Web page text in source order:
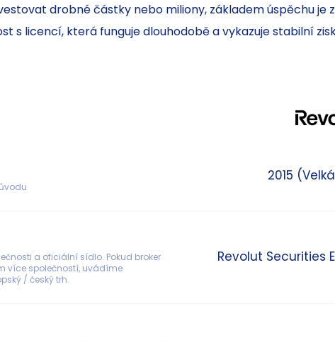
drobné částky nebo miliony, základem úspěchu je
s licencí, která funguje dlouhodobě a vykazuje stabilní
2015
a oficiální sídlo. Pokud broker
více společností, uvádíme
/ český trh.
Revolut Securities